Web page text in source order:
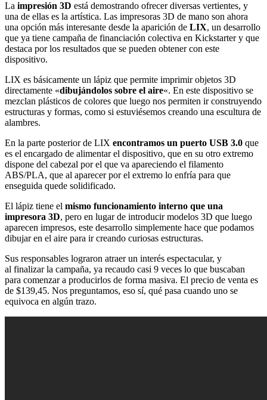
La impresión 3D está demostrando ofrecer diversas vertientes, y
una de ellas es la artística. Las impresoras 3D de mano son ahora
una opción más interesante desde la aparición de LIX, un desarrollo
que ya tiene campaña de financiación colectiva en Kickstarter y que
destaca por los resultados que se pueden obtener con este
dispositivo.
LIX es básicamente un lápiz que permite imprimir objetos 3D
directamente «dibujándolos sobre el aire«. En este dispositivo se
mezclan plásticos de colores que luego nos permiten ir construyendo
estructuras y formas, como si estuviésemos creando una escultura de
alambres.
En la parte posterior de LIX encontramos un puerto USB 3.0 que
es el encargado de alimentar el dispositivo, que en su otro extremo
dispone del cabezal por el que va apareciendo el filamento
ABS/PLA, que al aparecer por el extremo lo enfría para que
enseguida quede solidificado.
El lápiz tiene el mismo funcionamiento interno que una
impresora 3D, pero en lugar de introducir modelos 3D que luego
aparecen impresos, este desarrollo simplemente hace que podamos
dibujar en el aire para ir creando curiosas estructuras.
Sus responsables lograron atraer un interés espectacular, y
al finalizar la campaña, ya recaudo casi 9 veces lo que buscaban
para comenzar a producirlos de forma masiva. El precio de venta es
de $139,45. Nos preguntamos, eso sí, qué pasa cuando uno se
equivoca en algún trazo.